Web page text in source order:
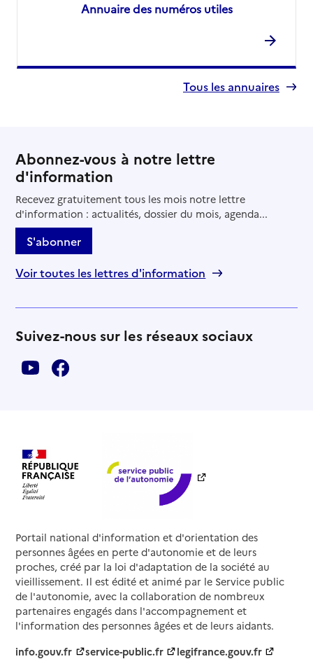
Annuaire des numéros utiles
Tous les annuaires
Abonnez-vous à notre lettre
d'information
Recevez gratuitement tous les mois notre lettre
d'information : actualités, dossier du mois, agenda...
S'abonner
Voir toutes les lettres d'information
Suivez-nous sur les réseaux sociaux
Portail national d'information et d'orientation des
personnes âgées en perte d'autonomie et de leurs
proches, créé par la loi d'adaptation de la société au
vieillissement. Il est édité et animé par le Service public
de l'autonomie, avec la collaboration de nombreux
partenaires engagés dans l'accompagnement et
l'information des personnes âgées et de leurs aidants.
info.gouv.fr
service-public.fr legifrance.gouv.fr